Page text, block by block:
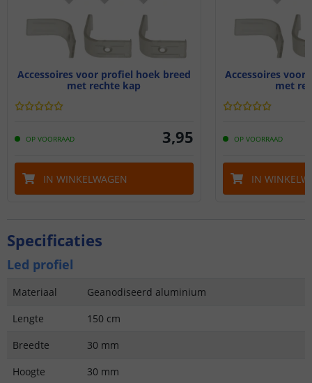
Accessoires voor profiel hoek breed
met rechte kap
OP VOORRAAD 3,95
IN WINKELWAGEN
Accessoires
met
OP VOORRAAD
IN
Specificaties
Led profiel
Materiaal
Geanodiseerd aluminium
Lengte
150 cm
Breedte
30 mm
Hoogte
30 mm